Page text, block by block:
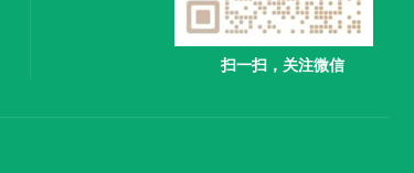
扫一扫，关注微信